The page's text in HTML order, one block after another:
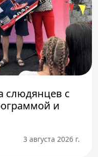
слюдянцев с
и
3 августа 2026 г.